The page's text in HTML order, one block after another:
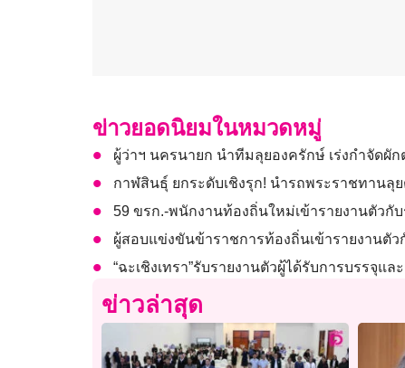
ข่าวยอดนิยมในหมวดหมู่
ผู้ว่าฯ นครนายก นำทีมลุยองครักษ์ เร่งกำจัดผั
กาฬสินธุ์ ยกระดับเชิงรุก! นำรถพระราชทานลุ
59 ขรก.-พนักงานท้องถิ่นใหม่เข้ารายงานตัวกั
ผู้สอบแข่งขันข้าราชการท้องถิ่นเข้ารายงานตั
“ฉะเชิงเทรา”รับรายงานตัวผู้ได้รับการบรรจุ
ข่าวล่าสุด